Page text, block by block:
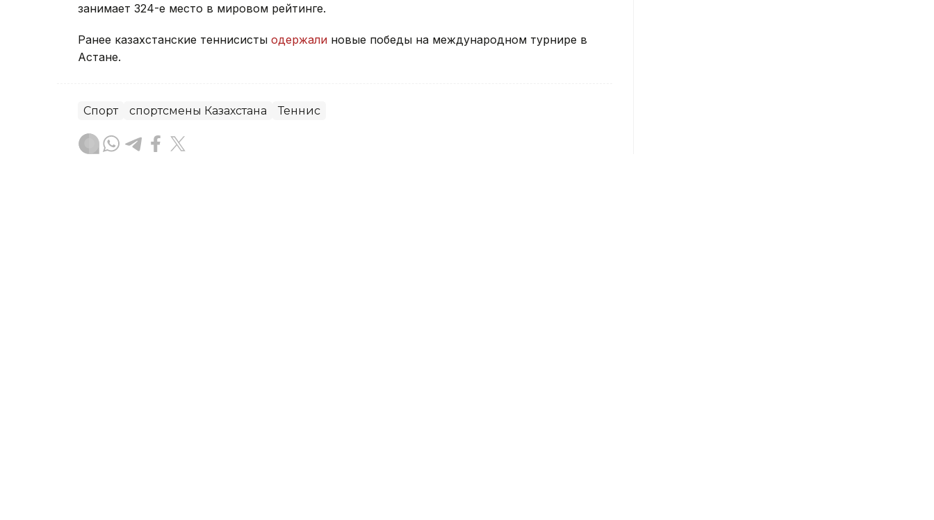
занимает 324-е место в мировом рейтинге.
Ранее казахстанские теннисисты одержали новые победы на международном турнире в
Астане.
Спорт спортсмены Казахстана Теннис